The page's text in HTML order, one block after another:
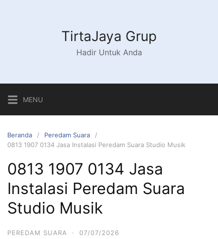
TirtaJaya Grup
Hadir Untuk Anda
MENU
Beranda
Peredam Suara
0813 1907 0134 Jasa Instalasi Peredam Suara Studio Musik
0813 1907 0134 Jasa
Instalasi Peredam Suara
Studio Musik
PEREDAM SUARA · 07/07/2026